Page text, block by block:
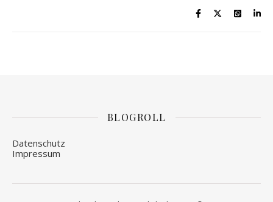
BLOGROLL
Datenschutz
Impressum